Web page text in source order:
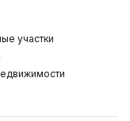
участки